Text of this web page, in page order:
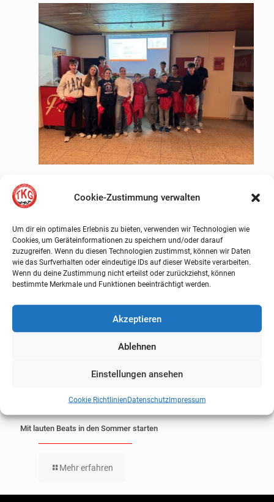
Cookie-Zustimmung verwalten
Um dir ein optimales Erlebnis zu bieten, verwenden wir Technologien wie
Cookies, um Geräteinformationen zu speichern und/oder darauf
zuzugreifen. Wenn du diesen Technologien zustimmst, können wir Daten
wie das Surfverhalten oder eindeutige IDs auf dieser Website verarbeiten.
Wenn du deine Zustimmung nicht erteilst oder zurückziehst, können
bestimmte Merkmale und Funktionen beeinträchtigt werden.
Akzeptieren
Ablehnen
Einstellungen ansehen
Cookie RichtlinienDatenschutzImpressum
Positive Jahresaussicht
Mit lauten Beats in den Sommer starten
Mehr erfahren